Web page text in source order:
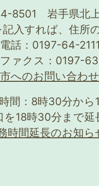
8501 岩手県北
記入すれば、住所
電話：0197-64-
ファクス：0197-
市へのお問い合わ
間：8時30分か
を18時30分まで
時間延長のお知ら